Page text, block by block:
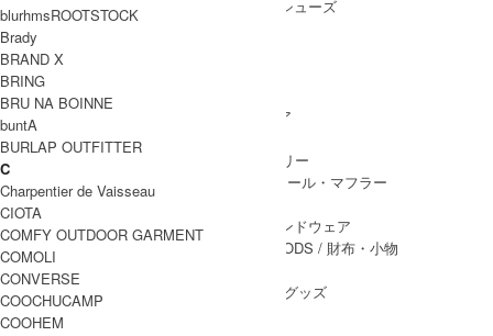
OTHER SHOES
/ その他シューズ
GOODS
GOODS ALL ITEM
/ 帽子・ヘッドウェア
BAG
ACCESSARY
/ アクセサリー
/ ストール・マフラー
LEG WEAR
HAND WEAR
/ 手袋・ハンドウェア
WALLET&GENERAL GOODS / 財布・小物
/ その他グッズ
blurhmsROOTSTOCK
Brady
BRAND X
BRING
BRU NA BOINNE
buntA
BURLAP OUTFITTER
C
Charpentier de Vaisseau
CIOTA
COMFY OUTDOOR GARMENT
COMOLI
CONVERSE
COOCHUCAMP
COOHEM